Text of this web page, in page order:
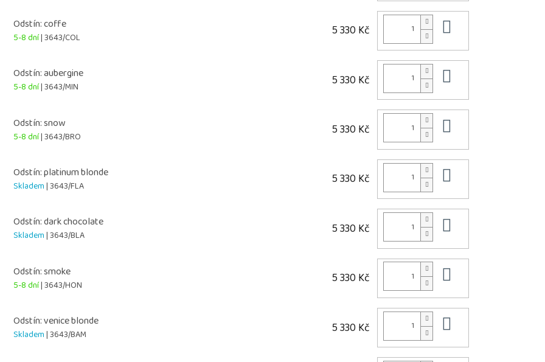
Odstín: coffe
5-8 dní| 3643/COL 5 330 Kč
Odstín: aubergine
5-8 dní| 3643/MIN 5 330 Kč
Odstín: snow
5-8 dní| 3643/BRO 5 330 Kč
Odstín: platinum blonde
Skladem| 3643/FLA 5 330 Kč
Odstín: dark chocolate
Skladem| 3643/BLA 5 330 Kč
Odstín: smoke
5-8 dní| 3643/HON 5 330 Kč
Odstín: venice blonde
Skladem| 3643/BAM 5 330 Kč